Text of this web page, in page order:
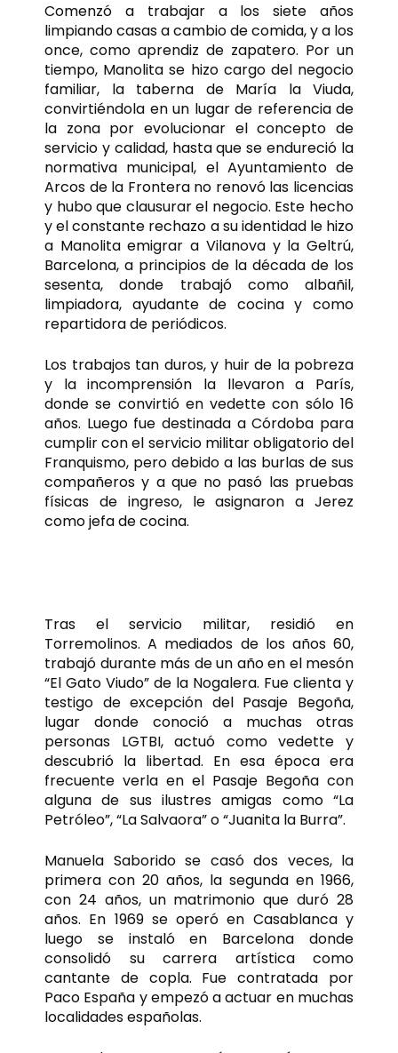
Comenzó a trabajar a los siete años
limpiando casas a cambio de comida, y a los
once, como aprendiz de zapatero. Por un
tiempo, Manolita se hizo cargo del negocio
familiar, la taberna de María la Viuda,
convirtiéndola en un lugar de referencia de
la zona por evolucionar el concepto de
servicio y calidad, hasta que se endureció la
normativa municipal, el Ayuntamiento de
Arcos de la Frontera no renovó las licencias
y hubo que clausurar el negocio. Este hecho
y el constante rechazo a su identidad le hizo
a Manolita emigrar a Vilanova y la Geltrú,
Barcelona, a principios de la década de los
sesenta, donde trabajó como albañil,
limpiadora, ayudante de cocina y como
repartidora de periódicos.
Los trabajos tan duros, y huir de la pobreza
y la incomprensión la llevaron a París,
donde se convirtió en vedette con sólo 16
años. Luego fue destinada a Córdoba para
cumplir con el servicio militar obligatorio del
Franquismo, pero debido a las burlas de sus
compañeros y a que no pasó las pruebas
físicas de ingreso, le asignaron a Jerez
como jefa de cocina.
Tras el servicio militar, residió en
Torremolinos. A mediados de los años 60,
trabajó durante más de un año en el mesón
“El Gato Viudo” de la Nogalera. Fue clienta y
testigo de excepción del Pasaje Begoña,
lugar donde conoció a muchas otras
personas LGTBI, actuó como vedette y
descubrió la libertad. En esa época era
frecuente verla en el Pasaje Begoña con
alguna de sus ilustres amigas como “La
Petróleo”, “La Salvaora” o “Juanita la Burra”.
Manuela Saborido se casó dos veces, la
primera con 20 años, la segunda en 1966,
con 24 años, un matrimonio que duró 28
años. En 1969 se operó en Casablanca y
luego se instaló en Barcelona donde
consolidó su carrera artística como
cantante de copla. Fue contratada por
Paco España y empezó a actuar en muchas
localidades españolas.